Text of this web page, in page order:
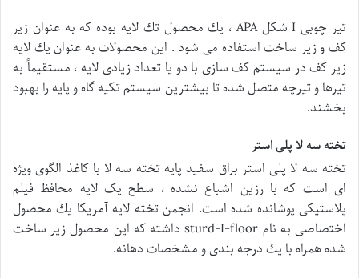
تير چوبی I شكل APA ، يك محصول تك لايه بوده كه به عنوان زير
كف و زير ساخت استفاده می شود . اين محصولات به عنوان يك لايه
زير كف در سيستم كف سازی با دو يا تعداد زيادی لايه ، مستقيماً به
تيرها و تيرچه متصل شده تا بيشترين سيستم تكيه گاه و پايه را بهبود
بخشند.
تخته سه لا پلی استر
تخته سه لا پلی استر براق سفید پایه تخته سه لا با کاغذ الگوی ویژه
ای است که با رزین اشباع نشده ، سطح یک لایه محافظ فیلم
پلاستیکی پوشانده شده است. انجمن تخته لايه آمريكا يك محصول
اختصاصی به نام sturd-I-floor داشته كه اين محصول زير ساخت
شده همراه با يك درجه بندی و مشخصات دهانه.